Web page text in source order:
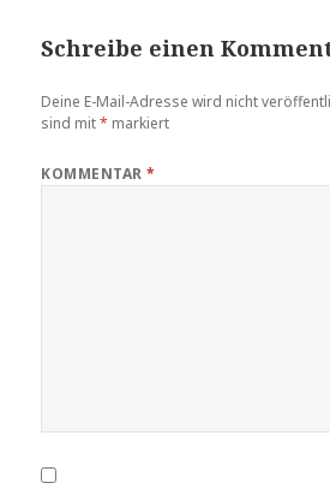
Schreibe einen
Deine E-Mail-Adresse wird nicht
sind mit* markiert
KOMMENTAR*